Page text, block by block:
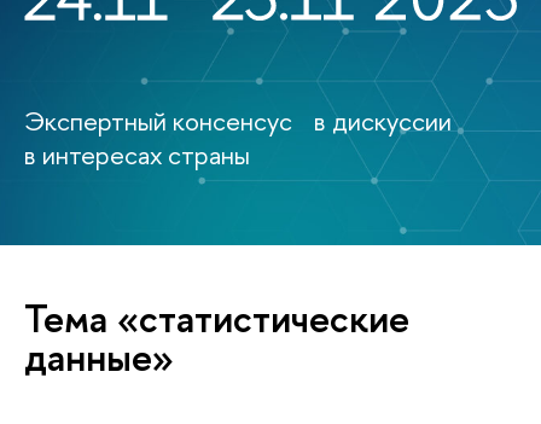
Экспертный консенсус в дискуссии
в интересах страны
Тема «статистические
данные»